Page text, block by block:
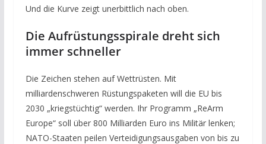
Und die Kurve zeigt unerbittlich nach oben.
Die Aufrüstungsspirale dreht sich
immer schneller
Die Zeichen stehen auf Wettrüsten. Mit
milliardenschweren Rüstungspaketen will die EU bis
2030 „kriegstüchtig“ werden. Ihr Programm „ReArm
Europe“ soll über 800 Milliarden Euro ins Militär lenken;
NATO-Staaten peilen Verteidigungsausgaben von bis zu